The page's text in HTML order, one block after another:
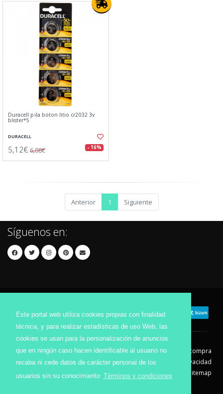
Este portal web utiliza cookies propias con finalidad
técnica, y para realizar estadísticas de uso Web, las
cookies se usan para la personalización de anuncios
que en ningún caso hacen identificable al usuario no
recaba ni cede datos de carácter personal de los
usuarios sin su conocimiento Términos y condiciones
Duracell pila boton litio cr2032 3v
blister*5
DURACELL
5,12€ 6,08€ - 16%
Anterior 1 Siguiente
Síguenos en:
Contacto Aviso Legal
Condiciones de compra
Política de envíos
Política de devolución
Política de Privacidad
Política de Cookies
Sitemap